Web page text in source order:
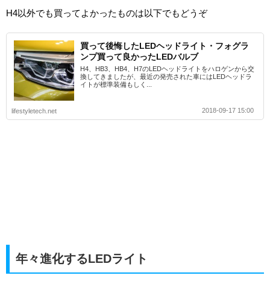
H4以外でも買ってよかったものは以下でもどうぞ
買って後悔したLEDヘッドライト・フォグラ
ンプ買って良かったLEDバルブ
H4、HB3、HB4、H7のLEDヘッドライトをハロゲンから交
換してきましたが、最近の発売された車にはLEDヘッドラ
イトが標準装備もしく...
lifestyletech.net 2018-09-17 15:00
年々進化するLEDライト